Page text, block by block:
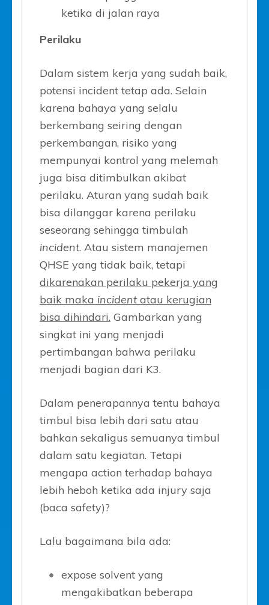
ketika di jalan raya
Perilaku
Dalam sistem kerja yang sudah baik,
potensi incident tetap ada. Selain
karena bahaya yang selalu
berkembang seiring dengan
perkembangan, risiko yang
mempunyai kontrol yang melemah
juga bisa ditimbulkan akibat
perilaku. Aturan yang sudah baik
bisa dilanggar karena perilaku
seseorang sehingga timbulah
incident. Atau sistem manajemen
QHSE yang tidak baik, tetapi
dikarenakan perilaku pekerja yang
baik maka incidentatau kerugian
bisa dihindari. Gambarkan yang
singkat ini yang menjadi
pertimbangan bahwa perilaku
menjadi bagian dari K3.
Dalam penerapannya tentu bahaya
timbul bisa lebih dari satu atau
bahkan sekaligus semuanya timbul
dalam satu kegiatan. Tetapi
mengapa action terhadap bahaya
lebih heboh ketika ada injury saja
(baca safety)?
Lalu bagaimana bila ada:
expose solvent yang
mengakibatkan beberapa